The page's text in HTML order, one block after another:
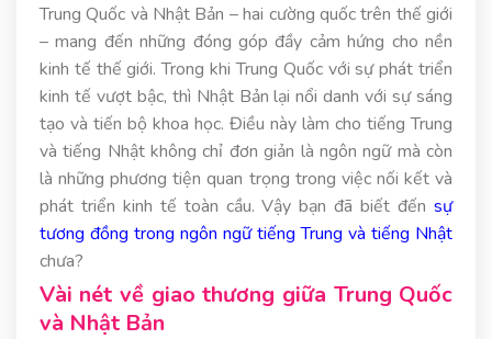
Trung Quốc và Nhật Bản – hai cường quốc trên thế giới
– mang đến những đóng góp đầy cảm hứng cho nền
kinh tế thế giới. Trong khi Trung Quốc với sự phát triển
kinh tế vượt bậc, thì Nhật Bản lại nổi danh với sự sáng
tạo và tiến bộ khoa học. Điều này làm cho tiếng Trung
và tiếng Nhật không chỉ đơn giản là ngôn ngữ mà còn
là những phương tiện quan trọng trong việc nối kết và
phát triển kinh tế toàn cầu. Vậy bạn đã biết đếnsự
tương đồng trong ngôn ngữ tiếng Trung và tiếng Nhật
chưa?
Vài nét về giao thương giữa Trung Quốc
và Nhật Bản